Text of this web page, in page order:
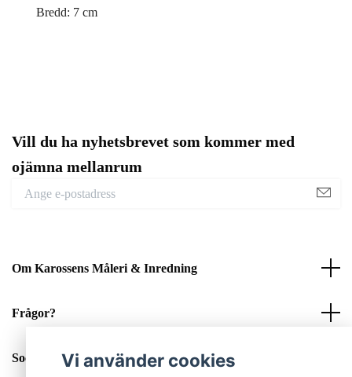
Bredd: 7 cm
Vill du ha nyhetsbrevet som kommer med
ojämna mellanrum
Om Karossens Måleri & Inredning
Frågor?
Sociala medierVi använder cookies